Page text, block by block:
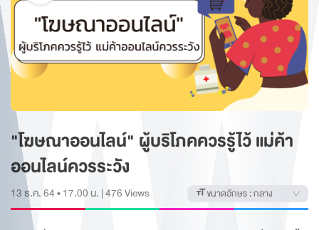
"โฆษณาออนไลน์" ผู้บริโภคควรรู้ไว้ แม่ค้า
ออนไลน์ควรระวัง
13 ธ.ค. 64 • 17.00 น. |476Views ขนาดอักษร :กลาง